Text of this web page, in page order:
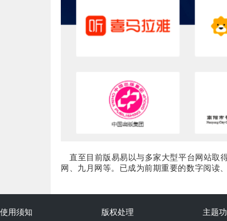
直至目前版易易以与多家大型平台网站取
网、九月网等。已成为前期重要的数字阅读
使用须知 版权处理 主题